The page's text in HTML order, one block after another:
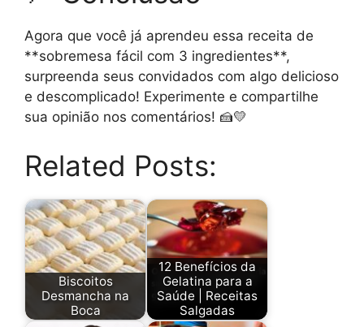
Agora que você já aprendeu essa receita de
**sobremesa fácil com 3 ingredientes**,
surpreenda seus convidados com algo delicioso
e descomplicado! Experimente e compartilhe
sua opinião nos comentários! 🍰💛
Related Posts:
Biscoitos
Desmancha na
Boca
12 Benefícios da
Gelatina para a
Saúde | Receitas
Salgadas